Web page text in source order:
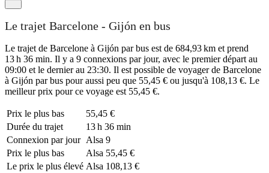
Le trajet Barcelone - Gijón en bus
Le trajet de Barcelone à Gijón par bus est de 684,93 km et prend
13 h 36 min. Il y a 9 connexions par jour, avec le premier départ au
09:00 et le dernier au 23:30. Il est possible de voyager de Barcelone
à Gijón par bus pour aussi peu que 55,45 € ou jusqu'à 108,13 €. Le
meilleur prix pour ce voyage est 55,45 €.
Prix ​​le plus bas
55,45 €
Durée du trajet
13 h 36 min
Connexion par jour Alsa 9
Prix ​​le plus bas
Alsa 55,45 €
Le prix le plus élevé Alsa 108,13 €